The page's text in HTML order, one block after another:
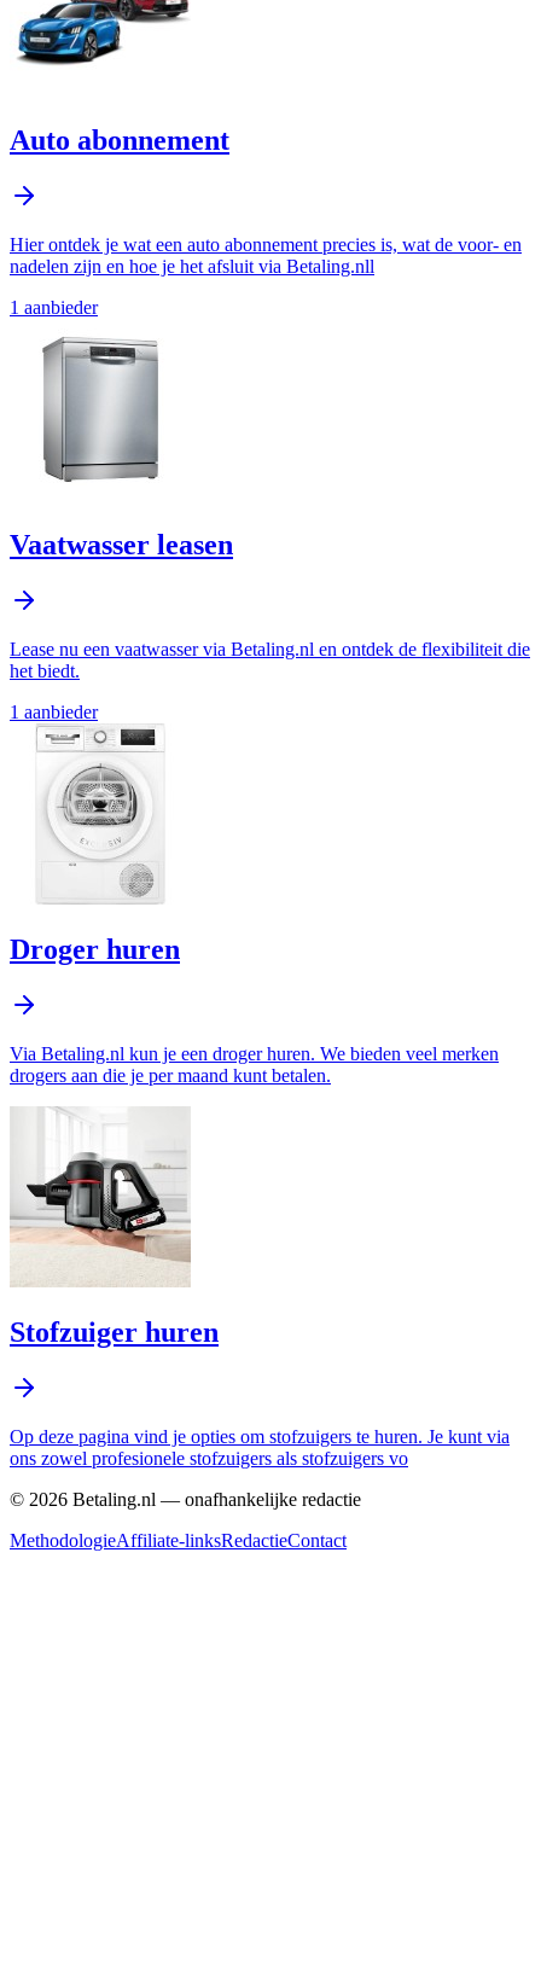
Auto abonnement
Hier ontdek je wat een auto abonnement precies is, wat de voor- en
nadelen zijn en hoe je het afsluit via Betaling.nll
1 aanbieder
Vaatwasser leasen
Lease nu een vaatwasser via Betaling.nl en ontdek de flexibiliteit die
het biedt.
1 aanbieder
Droger huren
Via Betaling.nl kun je een droger huren. We bieden veel merken
drogers aan die je per maand kunt betalen.
Stofzuiger huren
Op deze pagina vind je opties om stofzuigers te huren. Je kunt via
ons zowel profesionele stofzuigers als stofzuigers vo
© 2026 Betaling.nl — onafhankelijke redactie
MethodologieAffiliate-linksRedactieContact